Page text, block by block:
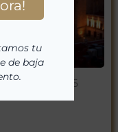
23, 2026
tu
de baja